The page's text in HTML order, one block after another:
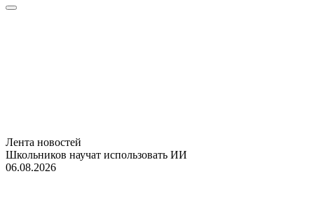
Лента новостей
Школьников научат использовать ИИ
06.08.2026